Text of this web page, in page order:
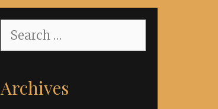
for:
Archives